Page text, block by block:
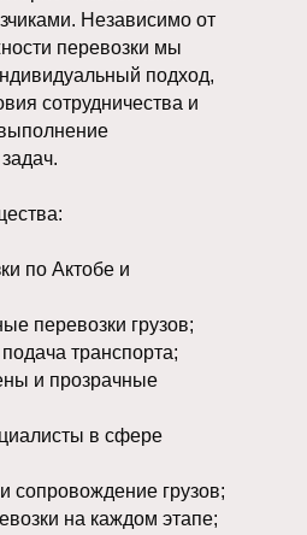
Независимо от
перевозки мы
подход,
сотрудничества и
по Актобе и
перевозки грузов;
транспорта;
и прозрачные
в сфере
сопровождение грузов;
на каждом этапе;